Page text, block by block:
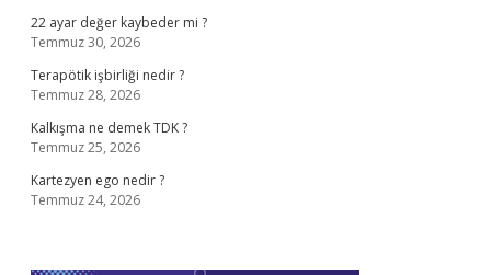
22 ayar değer kaybeder mi ?
Temmuz 30, 2026
Terapötik işbirliği nedir ?
Temmuz 28, 2026
Kalkışma ne demek TDK ?
Temmuz 25, 2026
Kartezyen ego nedir ?
Temmuz 24, 2026